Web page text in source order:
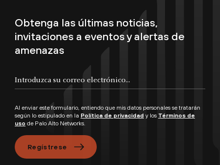
Obtenga las últimas noticias,
invitaciones a eventos y alertas de
amenazas
Al enviar este formulario, entiendo que mis datos personales se tratarán
según lo estipulado en la Política de privacidad y los Términos de
uso de Palo Alto Networks.
Regístrese